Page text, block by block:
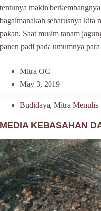
tentunya makin
bagaimanakah seharusnya kita
pakan. Saat musim tanam
panen padi pada umumnya
Mitra OC
May 3, 2019
Budidaya, Mitra Menulis
MEDIA KEBASAHAN